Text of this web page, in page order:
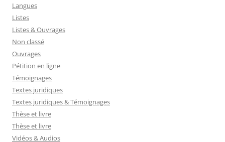
Langues
Listes
Listes & Ouvrages
Non classé
Ouvrages
Pétition en ligne
Témoignages
Textes juridiques
Textes juridiques & Témoignages
Thèse et livre
Thèse et livre
Vidéos & Audios